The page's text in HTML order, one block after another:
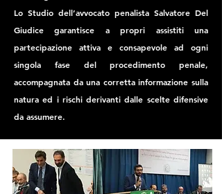
Lo Studio dell’avvocato penalista Salvatore Del
Giudice garantisce a propri assistiti una
partecipazione attiva e consapevole ad ogni
singola fase del procedimento penale,
accompagnata da una corretta informazione sulla
natura ed i rischi derivanti dalle scelte difensive
da assumere.